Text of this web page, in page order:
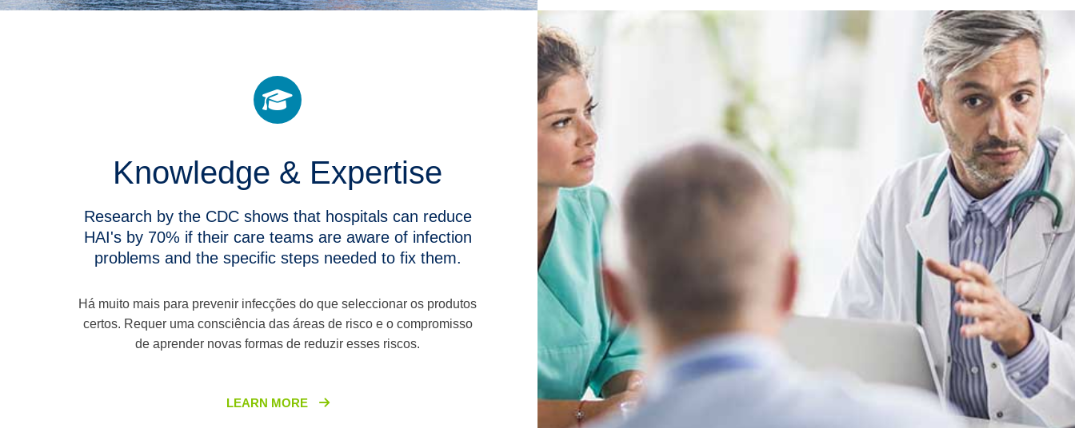
Knowledge & Expertise
Research by the CDC shows that hospitals can reduce
HAI's by 70% if their care teams are aware of infection
problems and the specific steps needed to fix them.
Há muito mais para prevenir infecções do que seleccionar os produtos
certos. Requer uma consciência das áreas de risco e o compromisso
de aprender novas formas de reduzir esses riscos.
LEARN MORE